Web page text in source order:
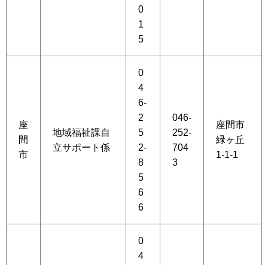
0
1
5
座
間
市
地域福祉課自
立サポート係
0
4
6-
2
5
2-
8
5
6
6
046-
252-
704
3
座間市
緑ヶ丘
1-1-1
0
4